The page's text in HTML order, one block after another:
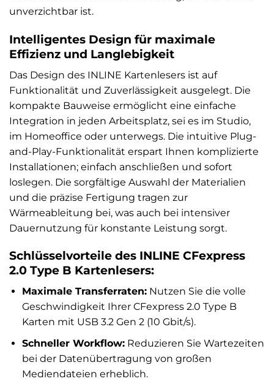
unverzichtbar ist.
Intelligentes Design für maximale
Effizienz und Langlebigkeit
Das Design des INLINE Kartenlesers ist auf
Funktionalität und Zuverlässigkeit ausgelegt. Die
kompakte Bauweise ermöglicht eine einfache
Integration in jeden Arbeitsplatz, sei es im Studio,
im Homeoffice oder unterwegs. Die intuitive Plug-
and-Play-Funktionalität erspart Ihnen komplizierte
Installationen; einfach anschließen und sofort
loslegen. Die sorgfältige Auswahl der Materialien
und die präzise Fertigung tragen zur
Wärmeableitung bei, was auch bei intensiver
Dauernutzung für konstante Leistung sorgt.
Schlüsselvorteile des INLINE CFexpress
2.0 Type B Kartenlesers:
Maximale Transferraten:Nutzen Sie die volle
Geschwindigkeit Ihrer CFexpress 2.0 Type B
Karten mit USB 3.2 Gen 2 (10 Gbit/s).
Schneller Workflow:Reduzieren Sie Wartezeiten
bei der Datenübertragung von großen
Mediendateien erheblich.